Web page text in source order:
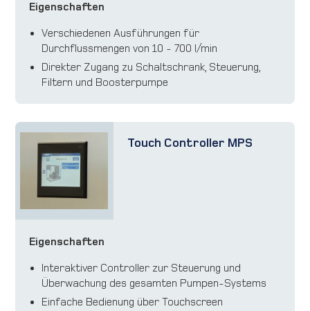
Eigenschaften
Verschiedenen Ausführungen für
Durchflussmengen von 10 - 700 l/min
Direkter Zugang zu Schaltschrank, Steuerung,
Filtern und Boosterpumpe
Touch Controller MPS
Eigenschaften
Interaktiver Controller zur Steuerung und
Überwachung des gesamten Pumpen-Systems
Einfache Bedienung über Touchscreen